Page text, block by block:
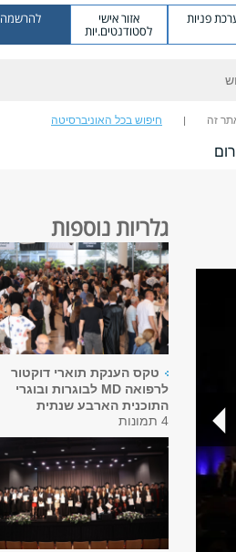
פניות אזור אישי
לסטודנטים.יות
להרשמה
זה חיפוש בכל האוניברסיטה
גלריות נוספות
טקס הענקת תוארי דוקטור
לרפואה MD לבוגרות ובוגרי
התוכנית הארבע שנתית
4 תמונות